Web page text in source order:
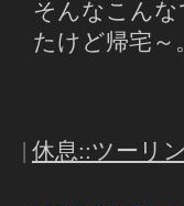
そんなこん
たけど帰宅～
休息::ツーリ